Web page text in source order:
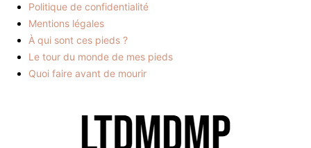
Politique de confidentialité
Mentions légales
À qui sont ces pieds ?
Le tour du monde de mes pieds
Quoi faire avant de mourir